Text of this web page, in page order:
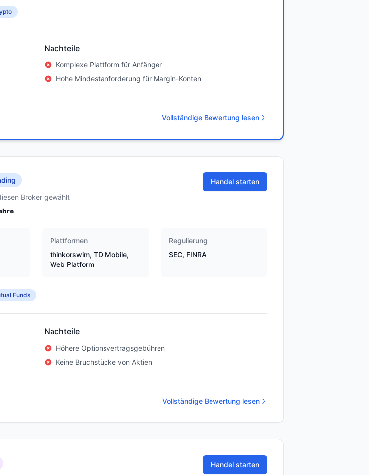
Nachteile
Komplexe Plattform für Anfänger
Hohe Mindestanforderung für Margin-Konten
Vollständige Bewertung lesen
Broker gewählt
Handel starten
Plattformen
thinkorswim, TD Mobile,
Web Platform
Regulierung
SEC, FINRA
Funds
Nachteile
Höhere Optionsvertragsgebühren
Keine Bruchstücke von Aktien
Vollständige Bewertung lesen
Handel starten